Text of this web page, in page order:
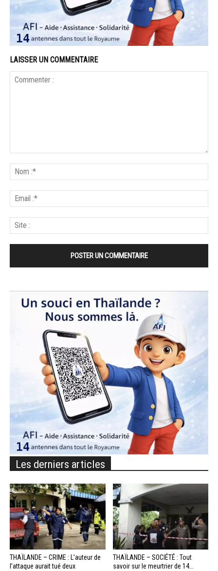
LAISSER UN COMMENTAIRE
Les derniers articles
THAÏLANDE – CRIME : L’auteur de
l’attaque aurait tué deux
THAÏLANDE – SOCIÉTÉ : Tout
savoir sur le meurtrier de 14...